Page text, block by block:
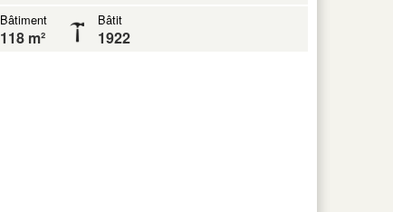
Bâtiment
118 m²
Bâtit
1922